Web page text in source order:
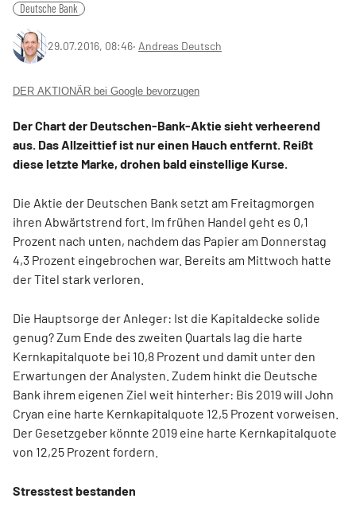
Deutsche Bank
29.07.2016, 08:46‧ Andreas Deutsch
DER AKTIONÄR bei Google bevorzugen
Der Chart der Deutschen-Bank-Aktie sieht verheerend
aus. Das Allzeittief ist nur einen Hauch entfernt. Reißt
diese letzte Marke, drohen bald einstellige Kurse.
Die Aktie der Deutschen Bank setzt am Freitagmorgen
ihren Abwärtstrend fort. Im frühen Handel geht es 0,1
Prozent nach unten, nachdem das Papier am Donnerstag
4,3 Prozent eingebrochen war. Bereits am Mittwoch hatte
der Titel stark verloren.
Die Hauptsorge der Anleger: Ist die Kapitaldecke solide
genug? Zum Ende des zweiten Quartals lag die harte
Kernkapitalquote bei 10,8 Prozent und damit unter den
Erwartungen der Analysten. Zudem hinkt die Deutsche
Bank ihrem eigenen Ziel weit hinterher: Bis 2019 will John
Cryan eine harte Kernkapitalquote 12,5 Prozent vorweisen.
Der Gesetzgeber könnte 2019 eine harte Kernkapitalquote
von 12,25 Prozent fordern.
Stresstest bestanden